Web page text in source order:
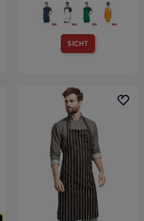
SICHT